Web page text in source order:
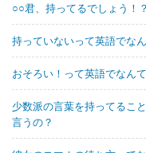
○○君、持ってるでしょう！
持っていないって英語でな
おそろい！って英語でなん
少数派の言葉を持ってるこ
言うの？